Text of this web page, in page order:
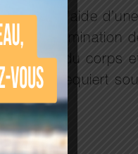
à l’aide
une élimination
zones du corps
requiert